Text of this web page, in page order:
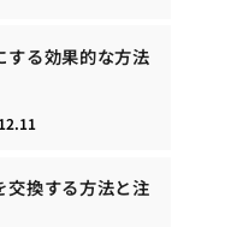
する効果的な方法
交換する方法と注